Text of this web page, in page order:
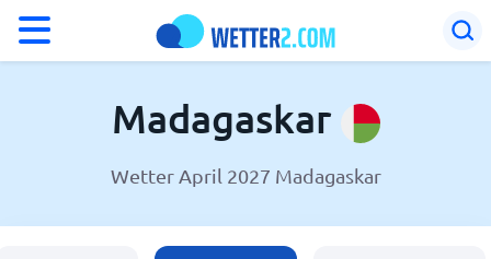
Wetter in Madagaskar
Madagaskar
Wetter April 2027 Madagaskar